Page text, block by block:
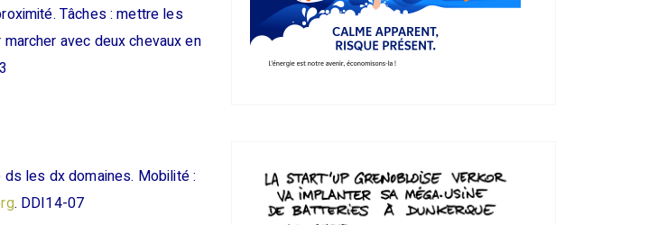
Tâches : mettre les
avec deux chevaux en
les dx domaines. Mobilité :
. DDI14-07